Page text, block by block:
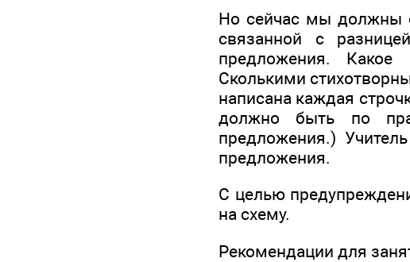
Но сейчас мы должны
связанной с
предложения. Какое
Сколькими
написана каждая
должно быть по
предложения.)
предложения.
С целью
на схему.
Рекомендации для